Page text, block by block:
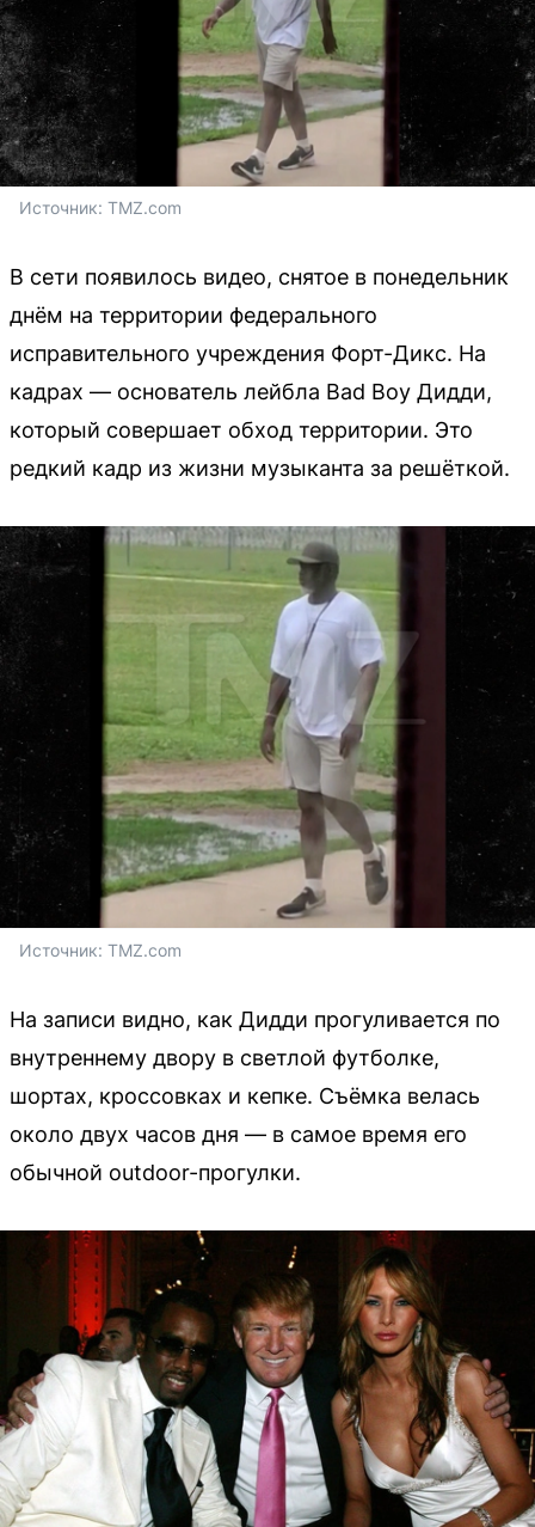
Источник: TMZ.com
В сети появилось видео, снятое в понедельник
днём на территории федерального
исправительного учреждения Форт-Дикс. На
кадрах — основатель лейбла Bad Boy Дидди,
который совершает обход территории. Это
редкий кадр из жизни музыканта за решёткой.
Источник: TMZ.com
На записи видно, как Дидди прогуливается по
внутреннему двору в светлой футболке,
шортах, кроссовках и кепке. Съёмка велась
около двух часов дня — в самое время его
обычной outdoor-прогулки.